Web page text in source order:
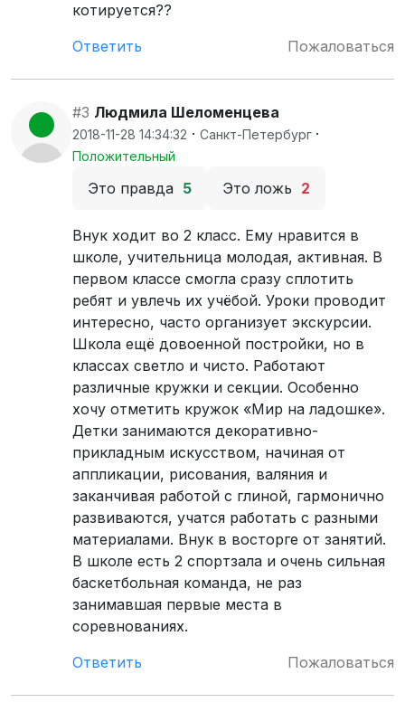
котируется??
Ответить
Пожаловаться
#3 Людмила Шеломенцева
2018-11-28 14:34:32 · Санкт-Петербург ·
Положительный
Это правда 5 Это ложь 2
Внук ходит во 2 класс. Ему нравится в
школе, учительница молодая, активная. В
первом классе смогла сразу сплотить
ребят и увлечь их учёбой. Уроки проводит
интересно, часто организует экскурсии.
Школа ещё довоенной постройки, но в
классах светло и чисто. Работают
различные кружки и секции. Особенно
хочу отметить кружок «Мир на ладошке».
Детки занимаются декоративно-
прикладным искусством, начиная от
аппликации, рисования, валяния и
заканчивая работой с глиной, гармонично
развиваются, учатся работать с разными
материалами. Внук в восторге от занятий.
В школе есть 2 спортзала и очень сильная
баскетбольная команда, не раз
занимавшая первые места в
соревнованиях.
Ответить
Пожаловаться